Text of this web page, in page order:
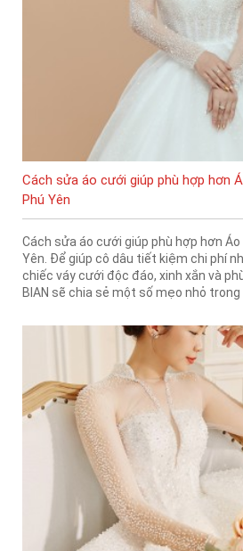
Cách sửa áo cưới giúp phù hợp hơn
Phú Yên
Cách sửa áo cưới giúp phù hợp hơn
Yên. Để giúp cô dâu tiết kiệm chi phí
chiếc váy cưới độc đáo, xinh xắn và
BIAN sẽ chia sẻ một số mẹo nhỏ trong